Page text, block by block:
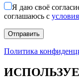
Я даю своё
соглашаюсь с
Политика